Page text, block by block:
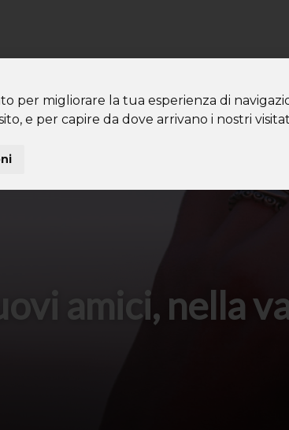
per migliorare la tua esperienza di
e per capire da dove arrivano i nostri
amici, nella